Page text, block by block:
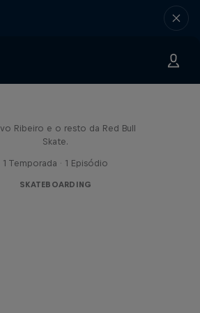
Ribeiro e o resto da Red Bull
Skate.
1 Temporada · 1 Episódio
SKATEBOARDING